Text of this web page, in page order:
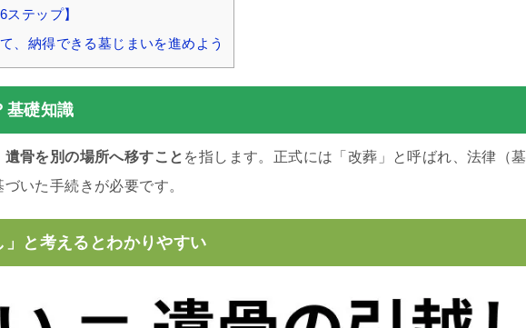
テップ】
、納得できる墓じまいを進めよう
基礎知識
遺骨を別の場所へ移すこと を指します。正式には「改葬」と呼ばれ、法律（墓
いた手続きが必要です。
と考えるとわかりやすい